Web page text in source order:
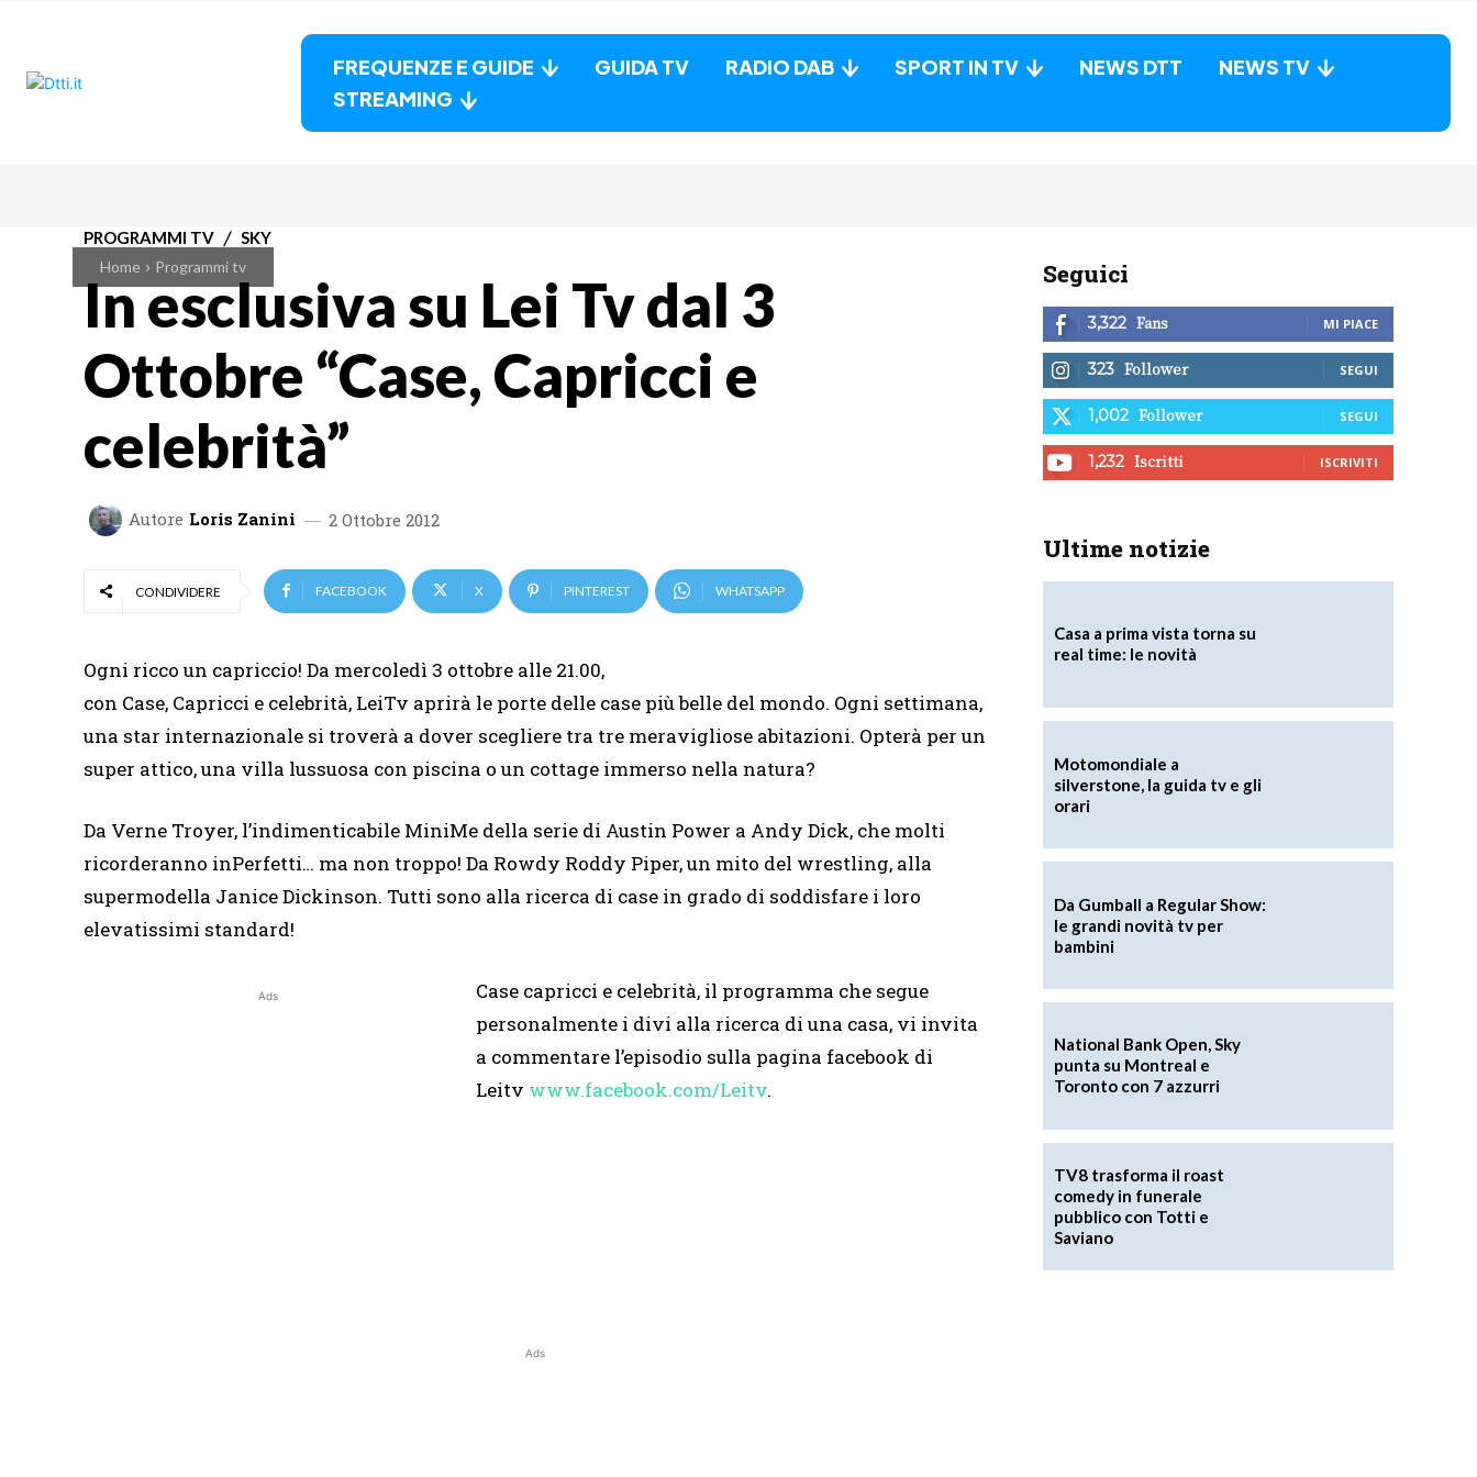
FREQUENZE E GUIDE GUIDA TV RADIO DAB SPORT IN TV NEWS DTT
NEWS TV
STREAMING
Home Programmi tv
PROGRAMMI TV SKY
In esclusiva su Lei Tv dal 3
Ottobre “Case, Capricci e
celebrità”
Autore Loris Zanini 2 Ottobre 2012
CONDIVIDERE FACEBOOK X PINTEREST WHATSAPP
Ogni ricco un capriccio! Da mercoledì 3 ottobre alle 21.00,
con Case, Capricci e celebrità, LeiTv aprirà le porte delle case più belle del mondo. Ogni settimana,
una star internazionale si troverà a dover scegliere tra tre meravigliose abitazioni. Opterà per un
super attico, una villa lussuosa con piscina o un cottage immerso nella natura?
Da Verne Troyer, l’indimenticabile MiniMe della serie di Austin Power a Andy Dick, che molti
ricorderanno inPerfetti… ma non troppo! Da Rowdy Roddy Piper, un mito del wrestling, alla
supermodella Janice Dickinson. Tutti sono alla ricerca di case in grado di soddisfare i loro
elevatissimi standard!
Ads
Case capricci e celebrità, il programma che segue
personalmente i divi alla ricerca di una casa, vi invita
a commentare l’episodio sulla pagina facebook di
Leitv www.facebook.com/Leitv.
Ads
Seguici
3,322 Fans MI PIACE
323 Follower SEGUI
1,002 Follower SEGUI
1,232 Iscritti ISCRIVITI
Ultime notizie
Casa a prima vista torna su
real time: le novità
Motomondiale a
silverstone, la guida tv e gli
orari
Da Gumball a Regular Show:
le grandi novità tv per
bambini
National Bank Open, Sky
punta su Montreal e
Toronto con 7 azzurri
TV8 trasforma il roast
comedy in funerale
pubblico con Totti e
Saviano